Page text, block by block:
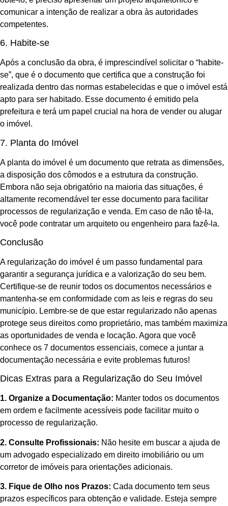
comunicar a intenção de realizar a obra às autoridades
competentes.
6. Habite-se
Após a conclusão da obra, é imprescindível solicitar o “habite-
se”, que é o documento que certifica que a construção foi
realizada dentro das normas estabelecidas e que o imóvel está
apto para ser habitado. Esse documento é emitido pela
prefeitura e terá um papel crucial na hora de vender ou alugar
o imóvel.
7. Planta do Imóvel
A planta do imóvel é um documento que retrata as dimensões,
a disposição dos cômodos e a estrutura da construção.
Embora não seja obrigatório na maioria das situações, é
altamente recomendável ter esse documento para facilitar
processos de regularização e venda. Em caso de não tê-la,
você pode contratar um arquiteto ou engenheiro para fazê-la.
Conclusão
A regularização do imóvel é um passo fundamental para
garantir a segurança jurídica e a valorização do seu bem.
Certifique-se de reunir todos os documentos necessários e
mantenha-se em conformidade com as leis e regras do seu
município. Lembre-se de que estar regularizado não apenas
protege seus direitos como proprietário, mas também maximiza
as oportunidades de venda e locação. Agora que você
conhece os 7 documentos essenciais, comece a juntar a
documentação necessária e evite problemas futuros!
Dicas Extras para a Regularização do Seu Imóvel
1. Organize a Documentação: Manter todos os documentos
em ordem e facilmente acessíveis pode facilitar muito o
processo de regularização.
2. Consulte Profissionais: Não hesite em buscar a ajuda de
um advogado especializado em direito imobiliário ou um
corretor de imóveis para orientações adicionais.
3. Fique de Olho nos Prazos: Cada documento tem seus
prazos específicos para obtenção e validade. Esteja sempre